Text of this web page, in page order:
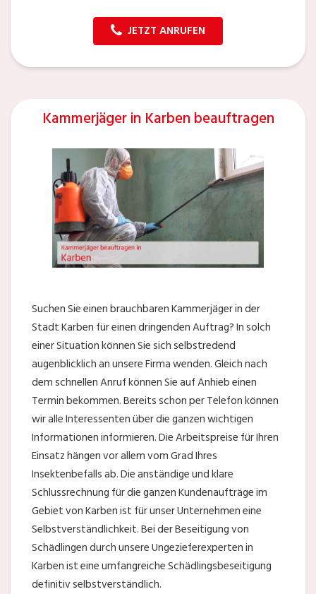
JETZT ANRUFEN
Kammerjäger in Karben beauftragen
Suchen Sie einen brauchbaren Kammerjäger in der
Stadt Karben für einen dringenden Auftrag? In solch
einer Situation können Sie sich selbstredend
augenblicklich an unsere Firma wenden. Gleich nach
dem schnellen Anruf können Sie auf Anhieb einen
Termin bekommen. Bereits schon per Telefon können
wir alle Interessenten über die ganzen wichtigen
Informationen informieren. Die Arbeitspreise für Ihren
Einsatz hängen vor allem vom Grad Ihres
Insektenbefalls ab. Die anständige und klare
Schlussrechnung für die ganzen Kundenaufträge im
Gebiet von Karben ist für unser Unternehmen eine
Selbstverständlichkeit. Bei der Beseitigung von
Schädlingen durch unsere Ungezieferexperten in
Karben ist eine umfangreiche Schädlingsbeseitigung
definitiv selbstverständlich.